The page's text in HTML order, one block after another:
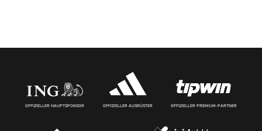
OFFIZIELLER HAUPTSPONSOR OFFIZIELLER AUSRÜSTER OFFIZIELLER PREMIUM-PARTNER